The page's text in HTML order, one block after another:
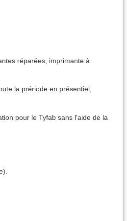
réparées, imprimante à
la prériode en présentiel,
pour le Tyfab sans l'aide de la